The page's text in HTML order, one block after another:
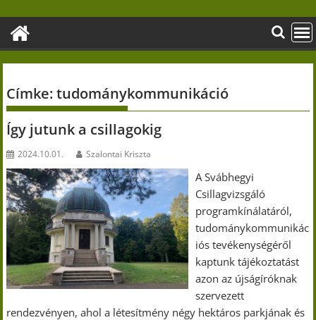
content
Címke:tudománykommunikáció
Így jutunk a csillagokig
2024.10.01. Szalontai Kriszta
A Svábhegyi
Csillagvizsgáló
programkínálatáról,
tudománykommunikác
iós tevékenységéről
kaptunk tájékoztatást
azon az újságíróknak
szervezett
rendezvényen, ahol a létesítmény négy hektáros parkjának és